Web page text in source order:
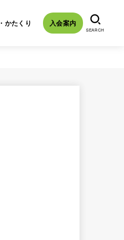
かたくり 入会案内
SEARCH